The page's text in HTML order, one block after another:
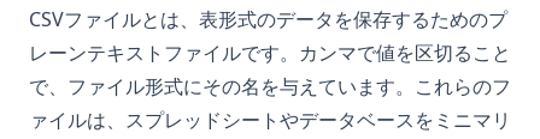
CSVファイルとは、表形式のデータを保存するためのプ
レーンテキストファイルです。カンマで値を区切ること
で、ファイル形式にその名を与えています。これらのフ
ァイルは、スプレッドシートやデータベースをミニマリ